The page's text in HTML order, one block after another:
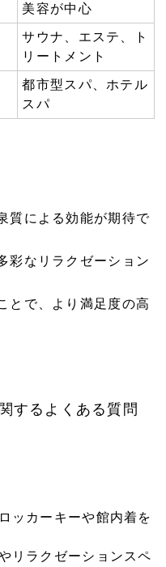
美容が中心
サウナ、エステ、ト
リートメント
都市型スパ、ホテル
スパ
質による効能が期待で
彩なリラクゼーション
とで、より満足度の高
するよくある質問
ッカーキーや館内着を
リラクゼーションスペ